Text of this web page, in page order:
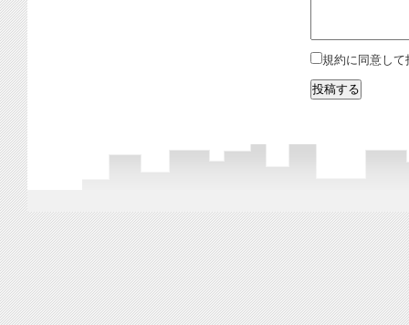
規約に同意して